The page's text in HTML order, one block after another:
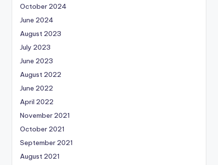
October 2024
June 2024
August 2023
July 2023
June 2023
August 2022
June 2022
April 2022
November 2021
October 2021
September 2021
August 2021